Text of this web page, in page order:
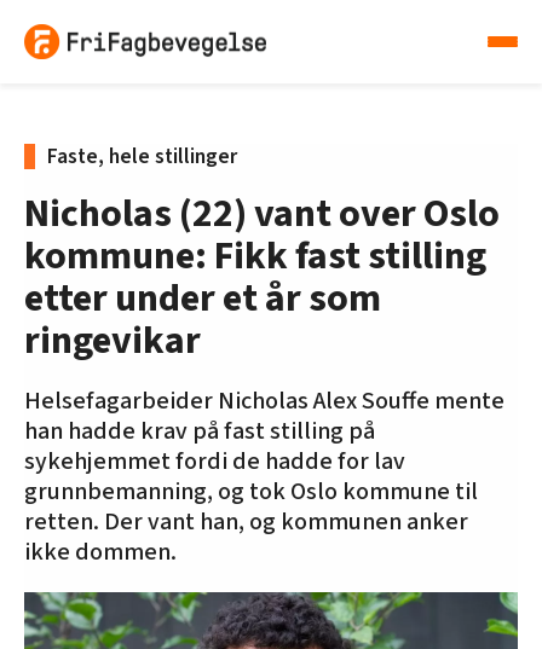
Faste, hele stillinger
Nicholas (22) vant over Oslo
kommune: Fikk fast stilling
etter under et år som
ringevikar
Helsefagarbeider Nicholas Alex Souffe mente
han hadde krav på fast stilling på
sykehjemmet fordi de hadde for lav
grunnbemanning, og tok Oslo kommune til
retten. Der vant han, og kommunen anker
ikke dommen.